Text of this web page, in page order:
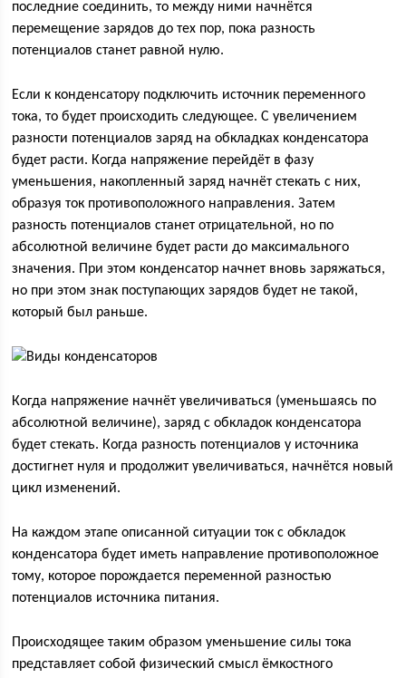
последние соединить, то между ними начнётся
перемещение зарядов до тех пор, пока разность
потенциалов станет равной нулю.
Если к конденсатору подключить источник переменного
тока, то будет происходить следующее. С увеличением
разности потенциалов заряд на обкладках конденсатора
будет расти. Когда напряжение перейдёт в фазу
уменьшения, накопленный заряд начнёт стекать с них,
образуя ток противоположного направления. Затем
разность потенциалов станет отрицательной, но по
абсолютной величине будет расти до максимального
значения. При этом конденсатор начнет вновь заряжаться,
но при этом знак поступающих зарядов будет не такой,
который был раньше.
Когда напряжение начнёт увеличиваться (уменьшаясь по
абсолютной величине), заряд с обкладок конденсатора
будет стекать. Когда разность потенциалов у источника
достигнет нуля и продолжит увеличиваться, начнётся новый
цикл изменений.
На каждом этапе описанной ситуации ток с обкладок
конденсатора будет иметь направление противоположное
тому, которое порождается переменной разностью
потенциалов источника питания.
Происходящее таким образом уменьшение силы тока
представляет собой физический смысл ёмкостного